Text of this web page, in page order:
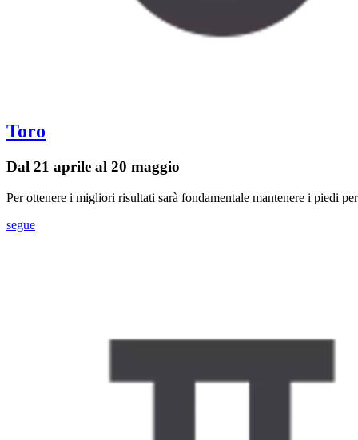
Toro
Dal 21 aprile al 20 maggio
Per ottenere i migliori risultati sarà fondamentale mantenere i piedi
segue